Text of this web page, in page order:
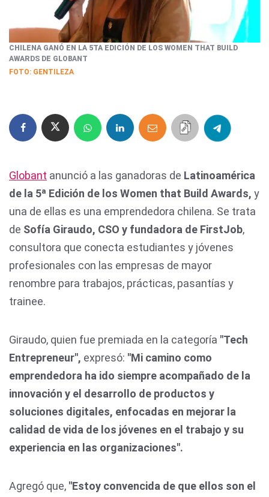
CHILENA GANÓ EN LA 5TA EDICIÓN DE LOS WOMEN THAT BUILD
AWARDS DE GLOBANT
FOTO: GENTILEZA
Globant anunció a las ganadoras de Latinoamérica
de la 5ª Edición de los Women that Build Awards, y
una de ellas es una emprendedora chilena. Se trata
de Sofía Giraudo, CSO y fundadora de FirstJob,
consultora que conecta estudiantes y jóvenes
profesionales con las empresas de mayor
renombre para trabajos, prácticas, pasantías y
trainee.
Giraudo, quien fue premiada en la categoría "Tech
Entrepreneur", expresó: "Mi camino como
emprendedora ha ido siempre acompañado de la
innovación y el desarrollo de productos y
soluciones digitales, enfocadas en mejorar la
calidad de vida de los jóvenes en el trabajo y su
experiencia en las organizaciones".
Agregó que, "Estoy convencida de que ellos son el